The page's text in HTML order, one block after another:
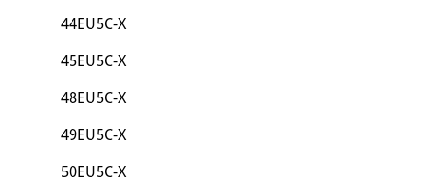
44EU5C-X
45EU5C-X
48EU5C-X
49EU5C-X
50EU5C-X